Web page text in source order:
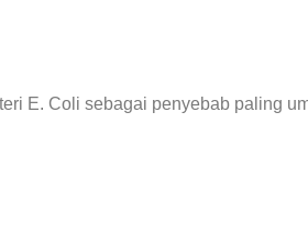
E. Coli sebagai penyebab paling